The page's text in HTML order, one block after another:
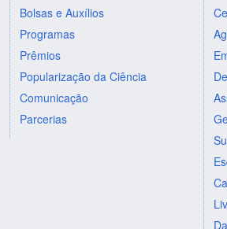
Bolsas e Auxílios
Programas
Prêmios
Popularização da Ciência
Comunicação
Parcerias